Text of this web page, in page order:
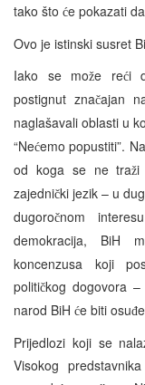
tako što će pokazati
Ovo je istinski susret
Iako se može reći
postignut značajan
naglašavali oblasti u
“Nećemo popustiti”.
od koga se ne traži
zajednički jezik – u
dugoročnom
demokracija, BiH
koncenzusa koji
političkog dogovora
narod BiH će biti osuđ
Prijedlozi koji se
Visokog